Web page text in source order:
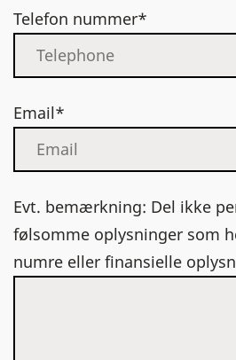
Telefon nummer*
Email*
Evt. bemærkning: Del ikke
følsomme oplysninger som
numre eller finansielle